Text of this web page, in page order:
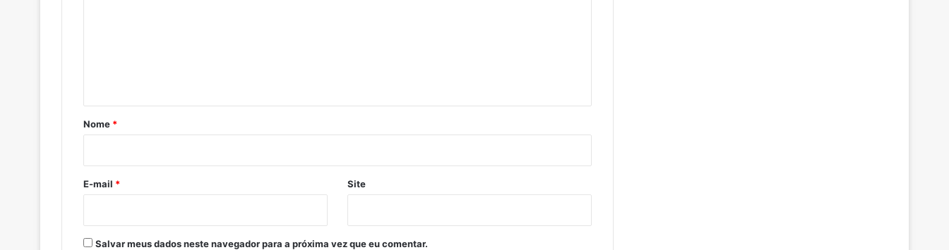
r
*
Nome *
E-mail * Site
Salvar meus dados neste navegador para a próxima vez que eu comentar.